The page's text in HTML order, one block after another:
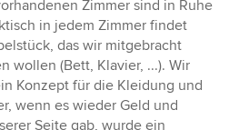
Zimmer sind in Ruhe
in jedem Zimmer findet
das wir mitgebracht
wollen (Bett, Klavier, ...). Wir
Konzept für die Kleidung und
wenn es wieder Geld und
Seite gab, wurde ein